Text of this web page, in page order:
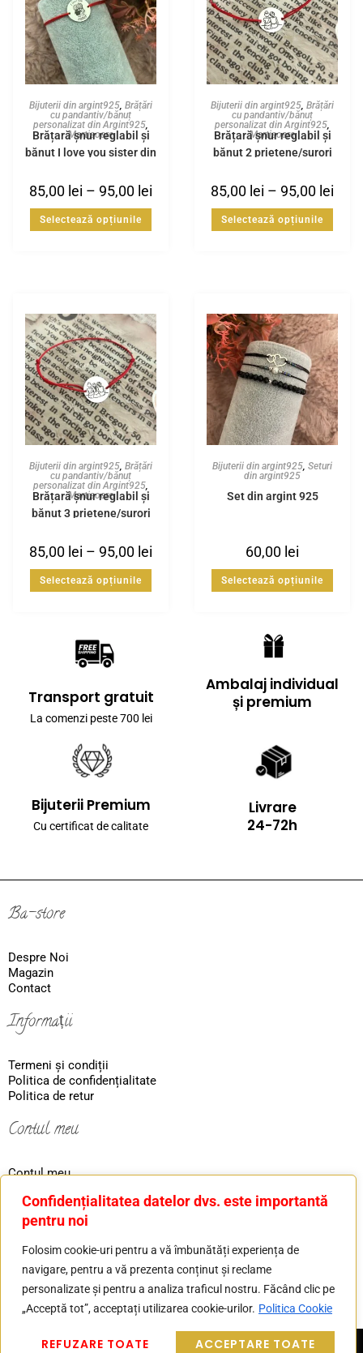
Confidențialitatea datelor dvs. este importantă
pentru noi
Folosim cookie-uri pentru a vă îmbunătăți experiența de
navigare, pentru a vă prezenta conținut și reclame
personalizate și pentru a analiza traficul nostru. Făcând clic pe
„Acceptă tot”, acceptați utilizarea cookie-urilor. Politica Cookie
REFUZARE TOATE ACCEPTARE TOATE
Bijuterii din argint925, Brățări
cu pandantiv/bănuț
personalizat din Argint925,
Martisoare
Brățară șnur reglabil și
bănuț I love you sister din
85,00 lei – 95,00 lei
Selectează opțiunile
Bijuterii din argint925, Brățări
cu pandantiv/bănuț
personalizat din Argint925,
Martisoare
Brățară șnur reglabil și
bănuț 2 prietene/surori
85,00 lei – 95,00 lei
Selectează opțiunile
Bijuterii din argint925, Brățări
cu pandantiv/bănuț
personalizat din Argint925,
Martisoare
Brățară șnur reglabil și
bănuț 3 prietene/surori
85,00 lei – 95,00 lei
Selectează opțiunile
Bijuterii din argint925, Seturi
din argint925
Set din argint 925
60,00 lei
Selectează opțiunile
Transport gratuit
La comenzi peste 700 lei
Ambalaj individual
și premium
Bijuterii Premium
Cu certificat de calitate
Livrare
24-72h
Ba-store
Despre Noi
Magazin
Contact
Informații
Termeni și condiții
Politica de confidențialitate
Politica de retur
Contul meu
Contul meu
Ordin
Mail: basilver.gold@gmail.com
© Copyright 2025 ba-store.ro | Realizat în cadrul